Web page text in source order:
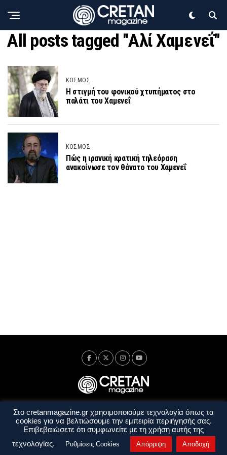
All posts tagged "Αλί Χαμενεΐ"
ΚΟΣΜΟΣ
Η στιγμή του φονικού χτυπήματος στο
παλάτι του Χαμενεΐ
ΚΟΣΜΟΣ
Πώς η ιρανική κρατική τηλεόραση
ανακοίνωσε τον θάνατο του Χαμενεΐ
Ταυτότητα Πολιτική Απορρήτου
Όροι Χρήσης
Όροι και Προϋποθέσεις
Στο cretanmagazine.gr χρησιμοποιούμε τεχνολογία όπως τα
cookies για να βελτιώσουμε την εμπειρία περιήγησής σας.
Επιβεβαιώσετε ότι συμφωνείτε με τη χρήση αυτής της
τεχνολογίας.
Ρυθμίσεις Cookies Απόρριψη Αποδοχή